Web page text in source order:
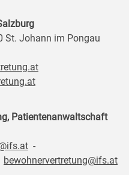
St. Johann im Pongau
Patientenanwaltschaft
-
bewohnervertretung@ifs.at